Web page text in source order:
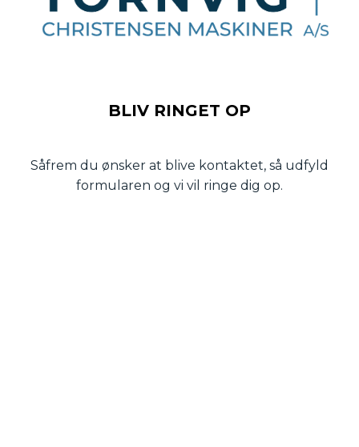
BLIV RINGET OP
Såfrem du ønsker at blive kontaktet, så udfyld
formularen og vi vil ringe dig op.